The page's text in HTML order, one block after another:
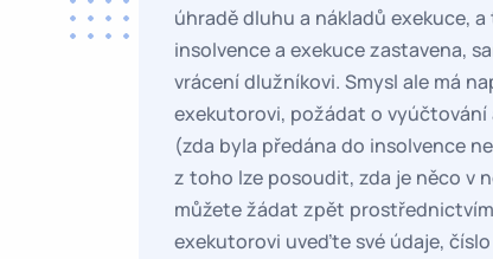
úhradě dluhu a nákladů exekuce,
insolvence a exekuce zastavena,
vrácení dlužníkovi. Smysl ale má
exekutorovi, požádat o
(zda byla předána do insolvence
z toho lze posoudit, zda je něco v
můžete žádat zpět
exekutorovi uveďte své údaje,